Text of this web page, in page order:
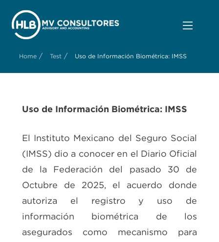
Home / Test / Uso de Información Biométrica: IMSS
Uso de Información Biométrica: IMSS
El Instituto Mexicano del Seguro Social
(IMSS) dio a conocer en el Diario Oficial
de la Federación del pasado 30 de
Octubre de 2025, el acuerdo donde
autoriza el registro y uso de
información biométrica de los
asegurados como mecanismo para